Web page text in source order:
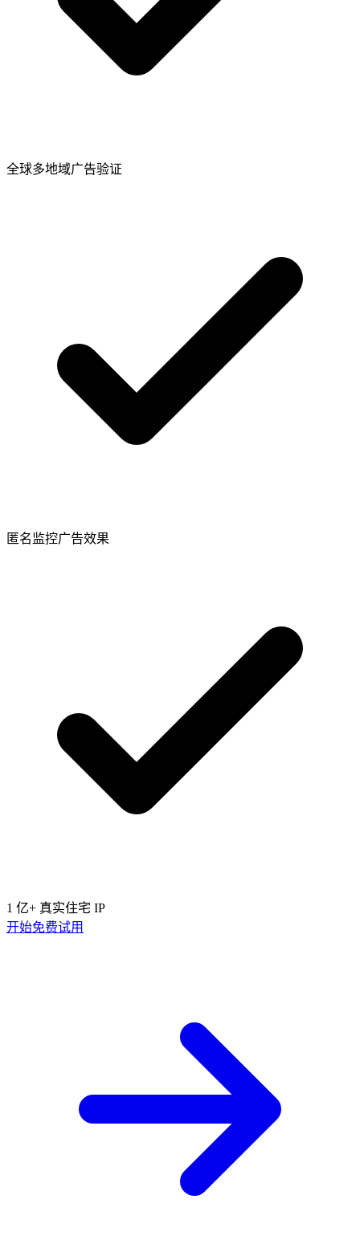
全球多地域广告验证
匿名监控广告效果
1 亿+ 真实住宅 IP
开始免费试用